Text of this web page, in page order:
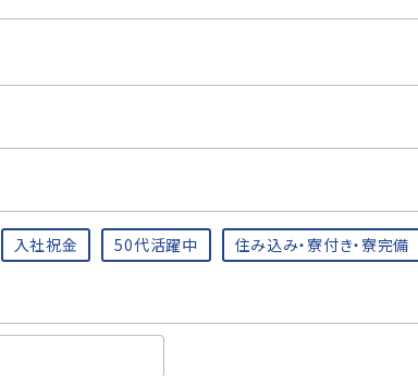
入社祝金 50代活躍中 住み込み・寮付き・寮完備